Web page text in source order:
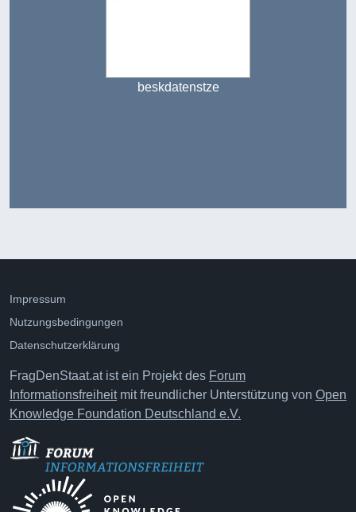
beskdatenstze
Impressum
Nutzungsbedingungen
Datenschutzerklärung
FragDenStaat.at ist ein Projekt des Forum
Informationsfreiheitmit freundlicher Unterstützung von Open
Knowledge Foundation Deutschland e.V.